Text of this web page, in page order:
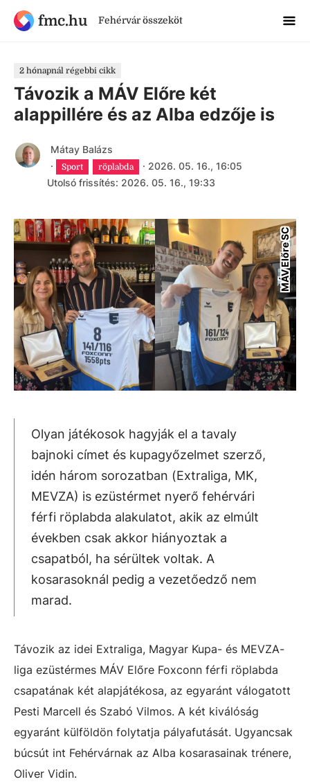
fmc.hu Fehérvár összeköt
2 hónapnál régebbi cikk
Távozik a MÁV Előre két
alappillére és az Alba edzője is
Mátay Balázs
·
Sport röplabda · 2026. 05. 16., 16:05
Utolsó frissítés: 2026. 05. 16., 19:33
MÁV Előre SC
Olyan játékosok hagyják el a tavaly
bajnoki címet és kupagyőzelmet szerző,
idén három sorozatban (Extraliga, MK,
MEVZA) is ezüstérmet nyerő fehérvári
férfi röplabda alakulatot, akik az elmúlt
években csak akkor hiányoztak a
csapatból, ha sérültek voltak. A
kosarasoknál pedig a vezetőedző nem
marad.
Távozik az idei Extraliga, Magyar Kupa- és MEVZA-
liga ezüstérmes MÁV Előre Foxconn férfi röplabda
csapatának két alapjátékosa, az egyaránt válogatott
Pesti Marcell és Szabó Vilmos. A két kiválóság
egyaránt külföldön folytatja pályafutását. Ugyancsak
búcsút int Fehérvárnak az Alba kosarasainak trénere,
Oliver Vidin.